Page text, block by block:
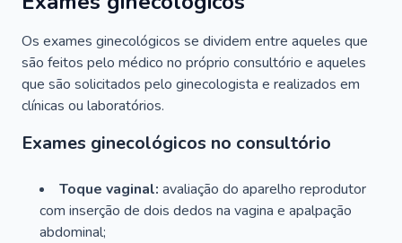
Os exames ginecológicos se dividem entre aqueles que
são feitos pelo médico no próprio consultório e aqueles
que são solicitados pelo ginecologista e realizados em
clínicas ou laboratórios.
Exames ginecológicos no consultório
Toque vaginal: avaliação do aparelho reprodutor
com inserção de dois dedos na vagina e apalpação
abdominal;